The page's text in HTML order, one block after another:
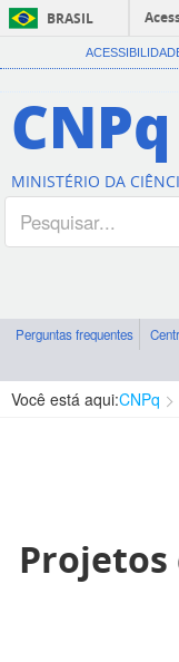
BRASIL
CNPq
MINISTÉRIO DA
Perguntas frequentes
Você está aqui:CNPq
Projetos